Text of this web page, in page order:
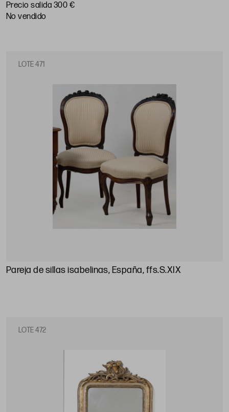
Precio salida 300 €
no vendido
LOTE 471
Pareja de sillas isabelinas, España, ffs.S.XIX
LOTE 472